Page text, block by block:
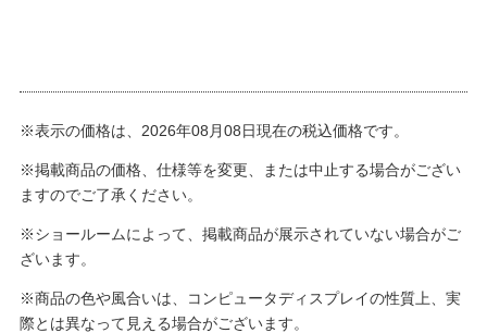
※表示の価格は、2026年08月08日現在の税込価格です。
※掲載商品の価格、仕様等を変更、または中止する場合がござい
ますのでご了承ください。
※ショールームによって、掲載商品が展示されていない場合がご
ざいます。
※商品の色や風合いは、コンピュータディスプレイの性質上、実
際とは異なって見える場合がございます。